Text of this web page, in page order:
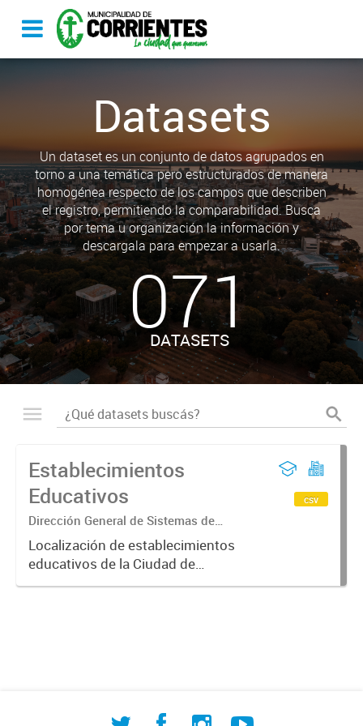
Datasets
Un dataset es un conjunto de datos agrupados en
torno a una temática pero estructurados de manera
homogénea respecto de los campos que describen
el registro, permitiendo la comparabilidad. Busca
por tema u organización la información y
descargala para empezar a usarla.
071
DATASETS
Establecimientos
Educativos
Dirección General de Sistemas de
Información Geográfica
Localización de establecimientos
educativos de la Ciudad de
Corrientes
csv